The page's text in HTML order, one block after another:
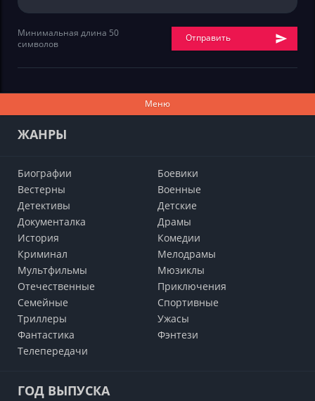
Минимальная длина 50
символов
Отправить
Меню
ЖАНРЫ
Биографии
Боевики
Вестерны
Военные
Детективы
Детские
Документалка
Драмы
История
Комедии
Криминал
Мелодрамы
Мультфильмы
Мюзиклы
Отечественные
Приключения
Семейные
Cпортивные
Триллеры
Ужасы
Фантастика
Фэнтези
Телепередачи
ГОД ВЫПУСКА